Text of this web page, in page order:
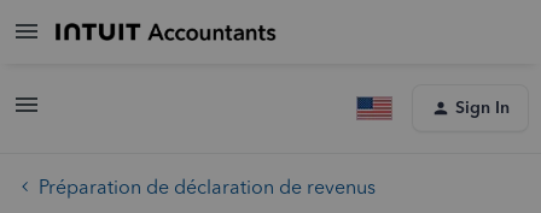
Sign In
Préparation de déclaration de revenus